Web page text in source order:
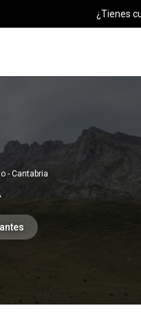
¿Tienes
- Cantabria